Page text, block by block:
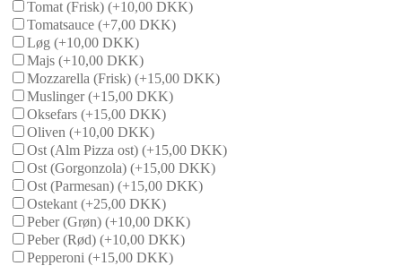
Tomat (Frisk) (+10,00 DKK)
Tomatsauce (+7,00 DKK)
Løg (+10,00 DKK)
Majs (+10,00 DKK)
Mozzarella (Frisk) (+15,00 DKK)
Muslinger(+15,00 DKK)
Oksefars (+15,00 DKK)
Oliven (+10,00 DKK)
Ost (Alm Pizza ost) (+15,00 DKK)
Ost (Gorgonzola) (+15,00 DKK)
Ost (Parmesan) (+15,00 DKK)
Ostekant (+25,00 DKK)
Peber (Grøn) (+10,00 DKK)
Peber (Rød) (+10,00 DKK)
Pepperoni (+15,00 DKK)